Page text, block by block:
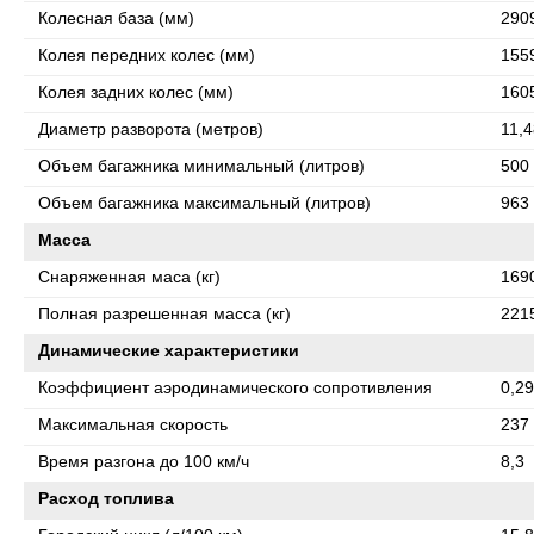
Колесная база (мм)
Колея передних колес (мм)
Колея задних колес (мм)
Диаметр разворота (метров)
Объем багажника минимальный (литров) 500
Объем багажника максимальный (литров) 963
Масса
Снаряженная маса (кг)
Полная разрешенная масса (кг)
Динамические характеристики
Коэффициент аэродинамического сопротивления 0,29
Максимальная скорость 237
Время разгона до 100 км/ч 8,3
Расход топлива